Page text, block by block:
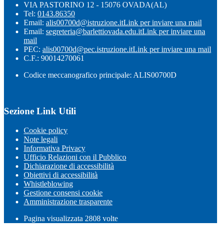
VIA PASTORINO 12 - 15076 OVADA(AL)
Tel: 0143.86350
Email: alis00700d@istruzione.itLink per inviare una mail
Email: segreteria@barlettiovada.edu.itLink per inviare una
mail
PEC: alis00700d@pec.istruzione.itLink per inviare una mail
C.F.: 90014270061
Codice meccanografico principale: ALIS00700D
Sezione Link Utili
Cookie policy
Note legali
Informativa Privacy
Ufficio Relazioni con il Pubblico
Dichiarazione di accessibilità
Obiettivi di accessibilità
Whistleblowing
Gestione consensi cookie
Amministrazione trasparente
Pagina visualizzata 2808 volte